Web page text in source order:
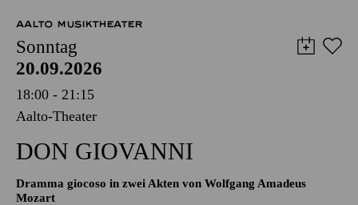
AALTO MUSIKTHEATER
Sonntag
20.09.2026
18:00 - 21:15
Aalto-Theater
DON GIO­VANNI
Dramma giocoso in zwei Akten von Wolfgang Amadeus
Mozart